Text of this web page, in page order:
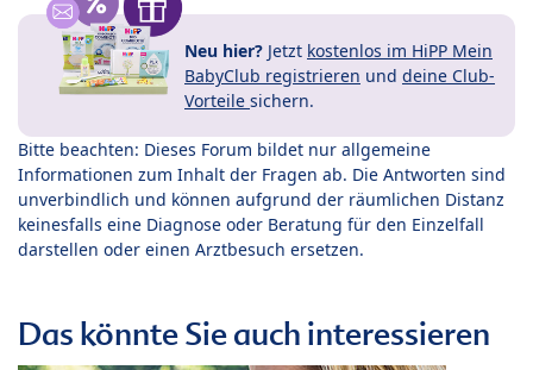
Neu hier? Jetzt kostenlos im HiPP Mein
BabyClub registrieren und deine Club-
Vorteile sichern.
Bitte beachten: Dieses Forum bildet nur allgemeine
Informationen zum Inhalt der Fragen ab. Die Antworten sind
unverbindlich und können aufgrund der räumlichen Distanz
keinesfalls eine Diagnose oder Beratung für den Einzelfall
darstellen oder einen Arztbesuch ersetzen.
Das könnte Sie auch interessieren